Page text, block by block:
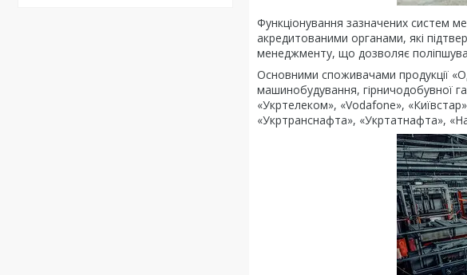
Функціонування зазначених систем
акредитованими органами, які
менеджменту, що дозволяє
Основними споживачами продукції
машинобудування, гірничодобувної
«Укртелеком», «Vodafone»,
«Укртранснафта», «Укртатнафта»,